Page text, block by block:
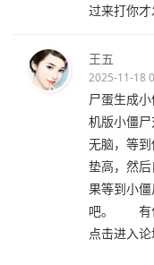
过来打你
王五
2025-11-18
尸蛋生成
机版小僵
无脑，等
垫高，然
果等到小
吧。 有什
点击进